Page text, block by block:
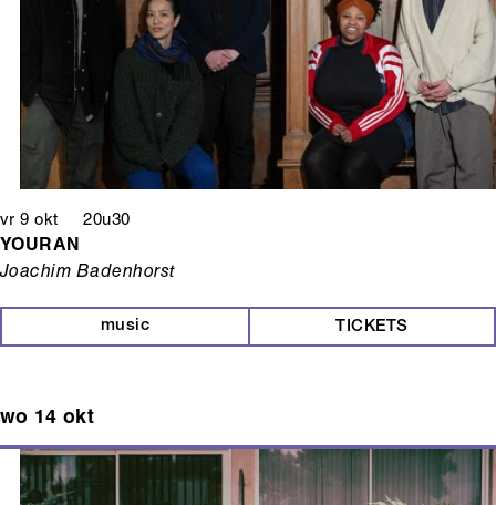
vr 9 okt 20u30
YOURAN
Joachim Badenhorst
music TICKETS
wo 14 okt